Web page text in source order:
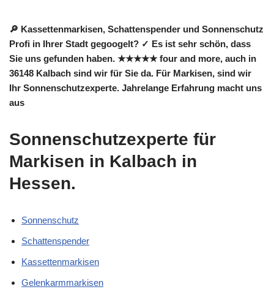
🔎 Kassettenmarkisen, Schattenspender und Sonnenschutz
Profi in Ihrer Stadt gegoogelt? ✓ Es ist sehr schön, dass
Sie uns gefunden haben. ★★★★★ four and more, auch in
36148 Kalbach sind wir für Sie da. Für Markisen, sind wir
Ihr Sonnenschutzexperte. Jahrelange Erfahrung macht uns
aus
Sonnenschutzexperte für
Markisen in Kalbach in
Hessen.
Sonnenschutz
Schattenspender
Kassettenmarkisen
Gelenkarmmarkisen